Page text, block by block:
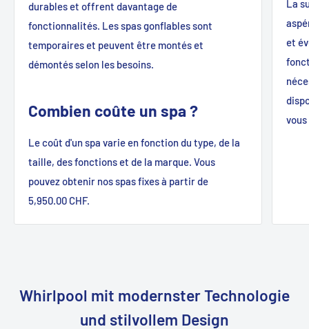
durables et offrent davantage de
fonctionnalités. Les spas gonflables sont
temporaires et peuvent être montés et
démontés selon les besoins.
Combien coûte un spa ?
Le coût d'un spa varie en fonction du type, de la
taille, des fonctions et de la marque. Vous
pouvez obtenir nos spas fixes à partir de
5,950.00 CHF.
La
et
Whirlpool mit modernster Technologie
und stilvollem Design